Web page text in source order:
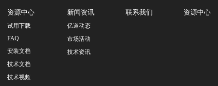
资源中心
试用下载
FAQ
安装文档
技术文档
技术视频
新闻资讯
亿道动态
市场活动
技术资讯
联系我们 资源中心